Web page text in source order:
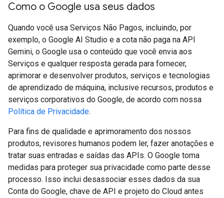
Como o Google usa seus dados
Quando você usa Serviços Não Pagos, incluindo, por
exemplo, o Google AI Studio e a cota não paga na API
Gemini, o Google usa o conteúdo que você envia aos
Serviços e qualquer resposta gerada para fornecer,
aprimorar e desenvolver produtos, serviços e tecnologias
de aprendizado de máquina, inclusive recursos, produtos e
serviços corporativos do Google, de acordo com nossa
Política de Privacidade.
Para fins de qualidade e aprimoramento dos nossos
produtos, revisores humanos podem ler, fazer anotações e
tratar suas entradas e saídas das APIs. O Google toma
medidas para proteger sua privacidade como parte desse
processo. Isso inclui desassociar esses dados da sua
Conta do Google, chave de API e projeto do Cloud antes